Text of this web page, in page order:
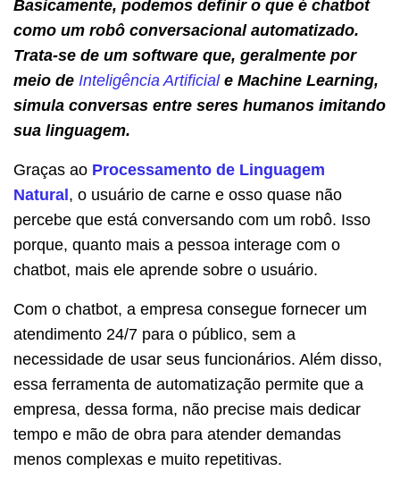
Basicamente, podemos definir o que é chatbot
como um robô conversacional automatizado.
Trata-se de um software que, geralmente por
meio de Inteligência Artificiale Machine Learning,
simula conversas entre seres humanos imitando
sua linguagem.
Graças ao Processamento de Linguagem
Natural, o usuário de carne e osso quase não
percebe que está conversando com um robô. Isso
porque, quanto mais a pessoa interage com o
chatbot, mais ele aprende sobre o usuário.
Com o chatbot, a empresa consegue fornecer um
atendimento 24/7 para o público, sem a
necessidade de usar seus funcionários. Além disso,
essa ferramenta de automatização permite que a
empresa, dessa forma, não precise mais dedicar
tempo e mão de obra para atender demandas
menos complexas e muito repetitivas.